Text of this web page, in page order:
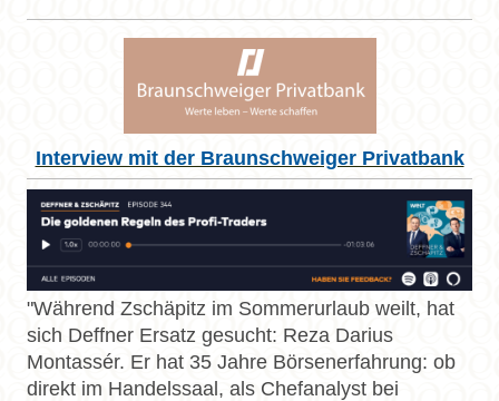
Interview mit der Braunschweiger Privatbank
"Während Zschäpitz im Sommerurlaub weilt, hat
sich Deffner Ersatz gesucht: Reza Darius
Montassér. Er hat 35 Jahre Börsenerfahrung: ob
direkt im Handelssaal, als Chefanalyst bei